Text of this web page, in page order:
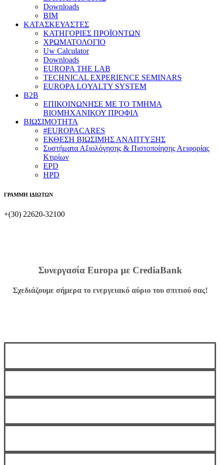
Downloads
BIM
ΚΑΤΑΣΚΕΥΑΣΤΕΣ
ΚΑΤΗΓΟΡΙΕΣ ΠΡΟΪΟΝΤΩΝ
ΧΡΩΜΑΤΟΛΟΓΙΟ
Uw Calculator
Downloads
EUROPA THE LAB
TECHNICAL EXPERIENCE SEMINARS
EUROPA LOYALTY SYSTEM
B2B
​ΕΠΙΚΟΙΝΩΝΗΣΕ ΜΕ ΤΟ ΤΜΗΜΑ
ΒΙΟΜΗΧΑΝΙΚΟΥ ​ΠΡΟΦΙΛ
ΒΙΩΣΙΜΟΤΗΤΑ
#EUROPACARES
ΕΚΘΕΣΗ ΒΙΩΣΙΜΗΣ ΑΝΑΠΤΥΞΗΣ
Συστήματα Αξιολόγησης & Πιστοποίησης Αειφορίας
Κτιρίων
EPD
HPD
ΓΡΑΜΜΗ ΙΔΙΩΤΩΝ
+(30) 22620-32100
Συνεργασία Europa με CrediaBank
Σχεδιάζουμε σήμερα το ενεργειακό αύριο του σπιτιού σας!